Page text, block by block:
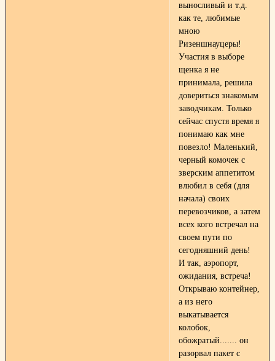
выносливый и т.д.
как те, любимые
мною
Ризеншнауцеры!
Участия в выборе
щенка я не
принимала, решила
довериться знакомым
заводчикам. Только
сейчас спустя время я
понимаю как мне
повезло! Маленький,
черный комочек с
зверским аппетитом
влюбил в себя (для
начала) своих
перевозчиков, а затем
всех кого встречал на
своем пути по
сегодняшний день!
И так, аэропорт,
ожидания, встреча!
Открываю контейнер,
а из него
выкатывается
колобок,
обожратый....... он
разорвал пакет с